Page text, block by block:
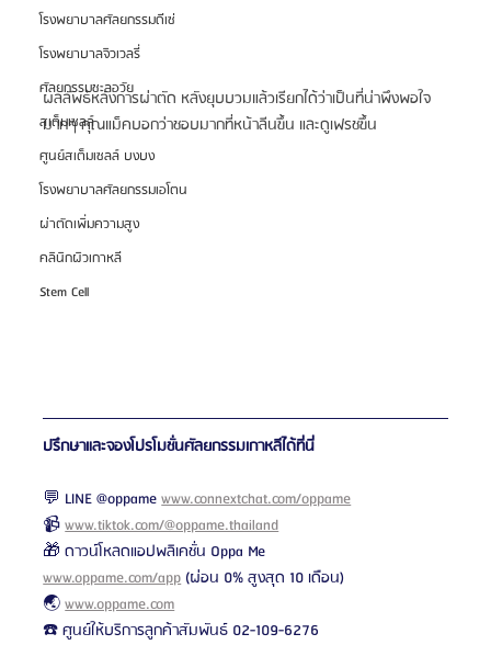
โรงพยาบาลศัลยกรรมดีเซ่
โรงพยาบาลจิวเวลรี่
ศัลยกรรมชะลอวัย
สเต็มเซลล์
ศูนย์สเต็มเซลล์ บงบง
โรงพยาบาลศัลยกรรมเอโตน
ผ่าตัดเพิ่มความสูง
คลินิกผิวเกาหลี
Stem Cell
ผลลัพธ์หลังการผ่าตัด หลังยุบบวมแล้วเรียกได้ว่าเป็นที่น่าพึงพอใจ
มากๆ คุณแม็คบอกว่าชอบมากที่หน้าลีนขึ้น และดูเฟรชขึ้น
ปรึกษาและจองโปรโมชั่นศัลยกรรมเกาหลีได้ที่นี่
💬 LINE @oppame www.connextchat.com/oppame
📹 www.tiktok.com/@oppame.thailand
🎁 ดาวน์โหลดแอปพลิเคชั่น Oppa Me
www.oppame.com/app (ผ่อน 0% สูงสุด 10 เดือน)
🌏 www.oppame.com
☎️ ศูนย์ให้บริการลูกค้าสัมพันธ์ 02-109-6276